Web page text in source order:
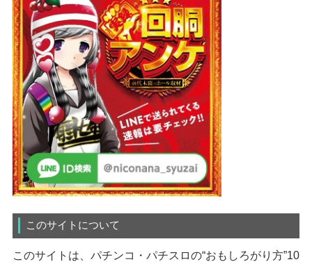
このサイトについて
このサイトは、パチンコ・パチスロの“おもしろがり方”10